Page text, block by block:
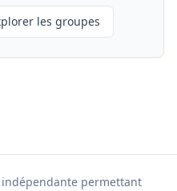
les groupes
permettant